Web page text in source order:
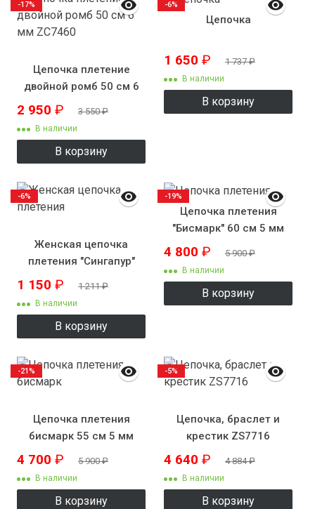
Цепочка плетение
двойной ромб 50 см 6
мм ZC7460
2 950 ₽ 3 550₽
В наличии
В корзину
-17%
Цепочка
1 650 ₽ 1 737₽
В наличии
В корзину
-6%
Женская цепочка
плетения "Сингапур"
1 150 ₽ 1 211₽
В наличии
В корзину
-6%
Цепочка плетения
"Бисмарк" 60 см 5 мм
4 800 ₽ 5 900₽
В наличии
В корзину
-19%
Цепочка плетения
бисмарк 55 см 5 мм
4 700 ₽ 5 900₽
В наличии
В корзину
-21%
Цепочка, браслет и
крестик ZS7716
4 640 ₽ 4 884₽
В наличии
В корзину
-5%